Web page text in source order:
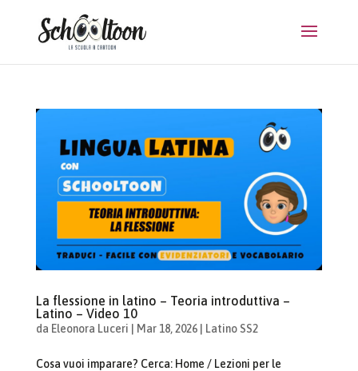
La flessione in latino – Teoria introduttiva –
Latino – Video 10
da Eleonora Luceri | Mar 18, 2026| Latino SS2
Cosa vuoi imparare? Cerca: Home / Lezioni per le